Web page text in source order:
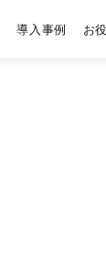
導入事例 お